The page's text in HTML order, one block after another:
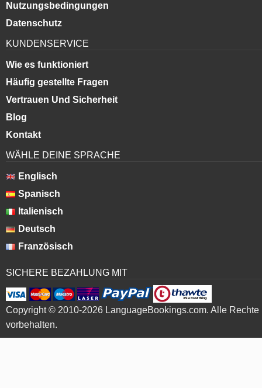
Nutzungsbedingungen
Datenschutz
KUNDENSERVICE
Wie es funktioniert
Häufig gestellte Fragen
Vertrauen Und Sicherheit
Blog
Kontakt
WÄHLE DEINE SPRACHE
Englisch
Spanisch
Italienisch
Deutsch
Französisch
SICHERE BEZAHLUNG MIT
Copyright © 2010-2026 LanguageBookings.com. Alle Rechte
vorbehalten.